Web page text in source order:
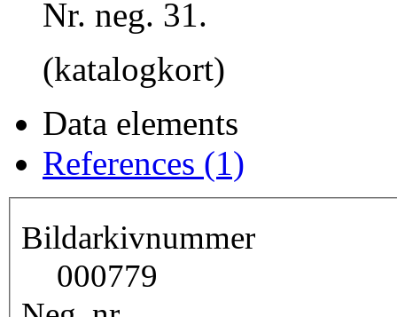
Nr. neg. 31.
(katalogkort)
Data elements
References (1)
Bildarkivnummer
000779